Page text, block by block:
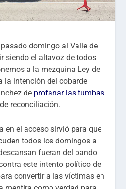
domingo al Valle de
siendo el altavoz de todos
a la mezquina Ley de
la intención del cobarde
de profanar las tumbas
reconciliación.
en el acceso sirvió para que
todos los domingos a
fueran del bando
este intento político de
convertir a las víctimas en